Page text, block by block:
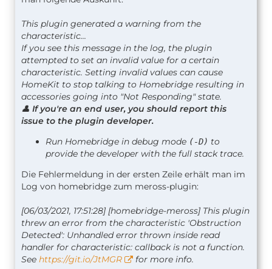
This plugin generated a warning from the
characteristic...
If you see this message in the log, the plugin
attempted to set an invalid value for a certain
characteristic. Setting invalid values can cause
HomeKit to stop talking to Homebridge resulting in
accessories going into "Not Responding" state.
👤 If you're an end user, you should report this
issue to the plugin developer.
Run Homebridge in debug mode (-D) to
provide the developer with the full stack trace.
Die Fehlermeldung in der ersten Zeile erhält man im
Log von homebridge zum meross-plugin:
[06/03/2021, 17:51:28] [homebridge-meross] This plugin
threw an error from the characteristic 'Obstruction
Detected': Unhandled error thrown inside read
handler for characteristic: callback is not a function.
See https://git.io/JtMGR for more info.